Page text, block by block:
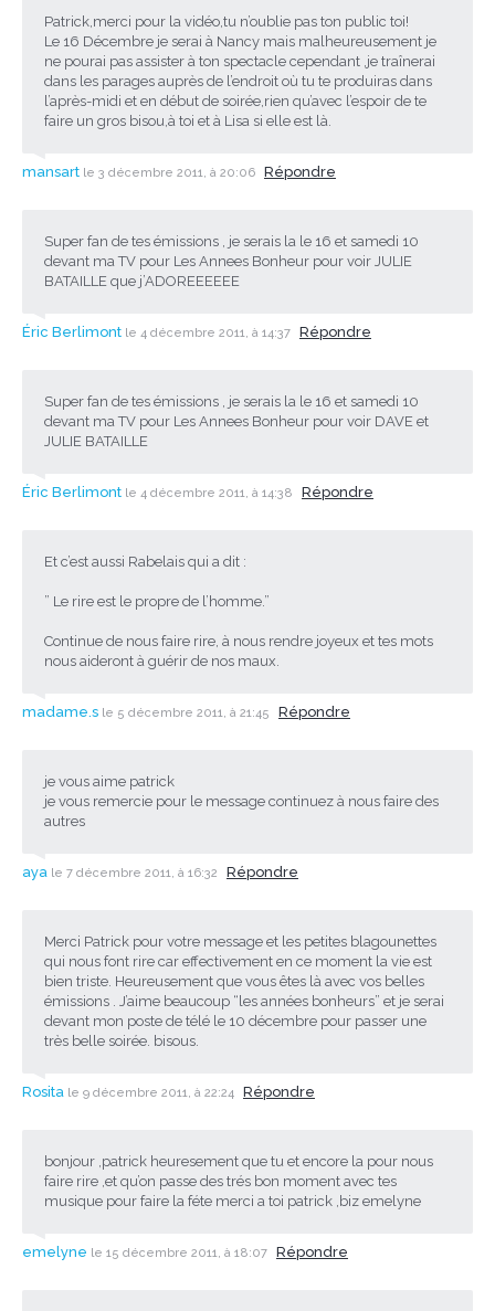
Patrick,merci pour la vidéo,tu n’oublie pas ton public toi!
Le 16 Décembre je serai à Nancy mais malheureusement je
ne pourai pas assister à ton spectacle cependant ,je traînerai
dans les parages auprès de l’endroit où tu te produiras dans
l’après-midi et en début de soirée,rien qu’avec l’espoir de te
faire un gros bisou,à toi et à Lisa si elle est là.
mansart le 3 décembre 2011, à 20:06 Répondre
Super fan de tes émissions , je serais la le 16 et samedi 10
devant ma TV pour Les Annees Bonheur pour voir JULIE
BATAILLE que j’ADOREEEEEE
Éric Berlimont le 4 décembre 2011, à 14:37 Répondre
Super fan de tes émissions , je serais la le 16 et samedi 10
devant ma TV pour Les Annees Bonheur pour voir DAVE et
JULIE BATAILLE
Éric Berlimont le 4 décembre 2011, à 14:38 Répondre
Et c’est aussi Rabelais qui a dit :
” Le rire est le propre de l’homme.”
Continue de nous faire rire, à nous rendre joyeux et tes mots
nous aideront à guérir de nos maux.
madame.s le 5 décembre 2011, à 21:45 Répondre
je vous aime patrick
je vous remercie pour le message continuez à nous faire des
autres
aya le 7 décembre 2011, à 16:32 Répondre
Merci Patrick pour votre message et les petites blagounettes
qui nous font rire car effectivement en ce moment la vie est
bien triste. Heureusement que vous êtes là avec vos belles
émissions . J’aime beaucoup “les années bonheurs” et je serai
devant mon poste de télé le 10 décembre pour passer une
très belle soirée. bisous.
Rosita le 9 décembre 2011, à 22:24 Répondre
bonjour ,patrick heuresement que tu et encore la pour nous
faire rire ,et qu’on passe des trés bon moment avec tes
musique pour faire la féte merci a toi patrick ,biz emelyne
emelyne le 15 décembre 2011, à 18:07 Répondre